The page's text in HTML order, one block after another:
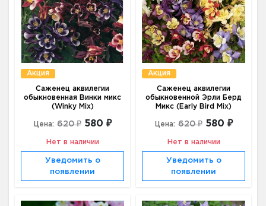
Акция
Саженец аквилегии
обыкновенная Винки микс
(Winky Mix)
Цена: 620 ₽ 580 ₽
Нет в наличии
Уведомить о
появлении
Акция
Саженец аквилегии
обыкновенной Эрли Берд
Микс (Early Bird Mix)
Цена: 620 ₽ 580 ₽
Нет в наличии
Уведомить о
появлении